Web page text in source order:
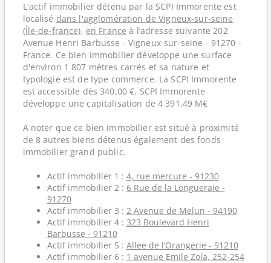
L'actif immobilier détenu par la SCPI Immorente est
localisé dans l'agglomération de Vigneux-sur-seine
(Île-de-france), en France à l’adresse suivante 202
Avenue Henri Barbusse - Vigneux-sur-seine - 91270 -
France. Ce bien immobilier développe une surface
d'environ 1 807 mètres carrés et sa nature et
typologie est de type commerce. La SCPI Immorente
est accessible dès 340,00 €. SCPI Immorente
développe une capitalisation de 4 391,49 M€
A noter que ce bien immobilier est situé à proximité
de 8 autres biens détenus également des fonds
immobilier grand public.
Actif immobilier 1 : 4, rue mercure - 91230
Actif immobilier 2 : 6 Rue de la Longueraie -
91270
Actif immobilier 3 : 2 Avenue de Melun - 94190
Actif immobilier 4 : 323 Boulevard Henri
Barbusse - 91210
Actif immobilier 5 : Allee de l’Orangerie - 91210
Actif immobilier 6 : 1 avenue Emile Zola, 252-254